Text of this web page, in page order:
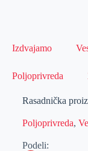
Izdvajamo
Poljoprivreda
Rasadnička
Poljoprivreda,
Podeli: